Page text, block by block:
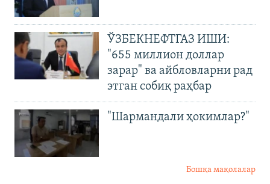
ЎЗБЕКНЕФТГАЗ ИШИ:
"655 миллион доллар
зарар" ва айбловларни рад
этган собиқ раҳбар
"Шармандали ҳокимлар?"
Бошқа мақолалар